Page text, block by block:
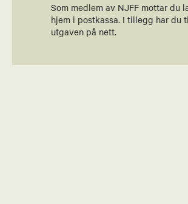
Som medlem av NJFF mottar du
hjem i postkassa. I tillegg har
utgaven på nett.